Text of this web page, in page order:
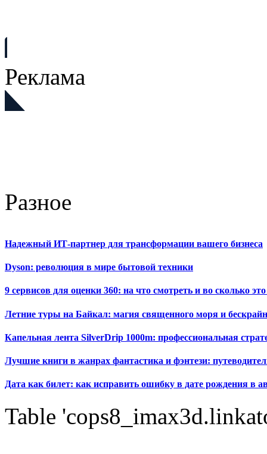
Реклама
Разное
Надежный ИТ-партнер для трансформации вашего бизнеса
Dyson: революция в мире бытовой техники
9 сервисов для оценки 360: на что смотреть и во сколько это
Летние туры на Байкал: магия священного моря и
Капельная лента SilverDrip 1000m: профессиональная
Лучшие книги в жанрах фантастика и фэнтези:
Дата как билет: как исправить ошибку в дате рождения в
Table